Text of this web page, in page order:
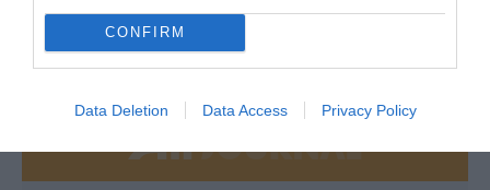
CONFIRM
Data Deletion Data Access Privacy Policy
NOUS SOUTENIR